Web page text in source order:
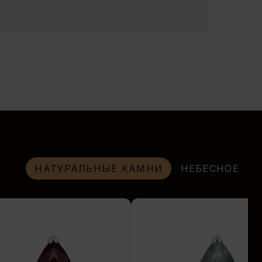
НАТУРАЛЬНЫЕ КАМНИ НЕБЕСНОЕ